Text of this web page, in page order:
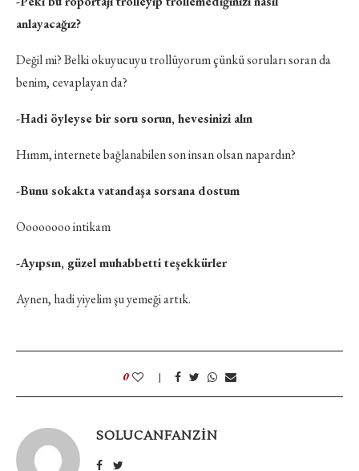
anlayacağız?
Değil mi? Belki okuyucuyu trollüyorum çünkü soruları soran da
benim, cevaplayan da?
-Hadi öyleyse bir soru sorun, hevesinizi alın
Hımm, internete bağlanabilen son insan olsan napardın?
-Bunu sokakta vatandaşa sorsana dostum
Oooooooo intikam
-Ayıpsın, güzel muhabbetti teşekkürler
Aynen, hadi yiyelim şu yemeği artık.
0
SOLUCANFANZIN